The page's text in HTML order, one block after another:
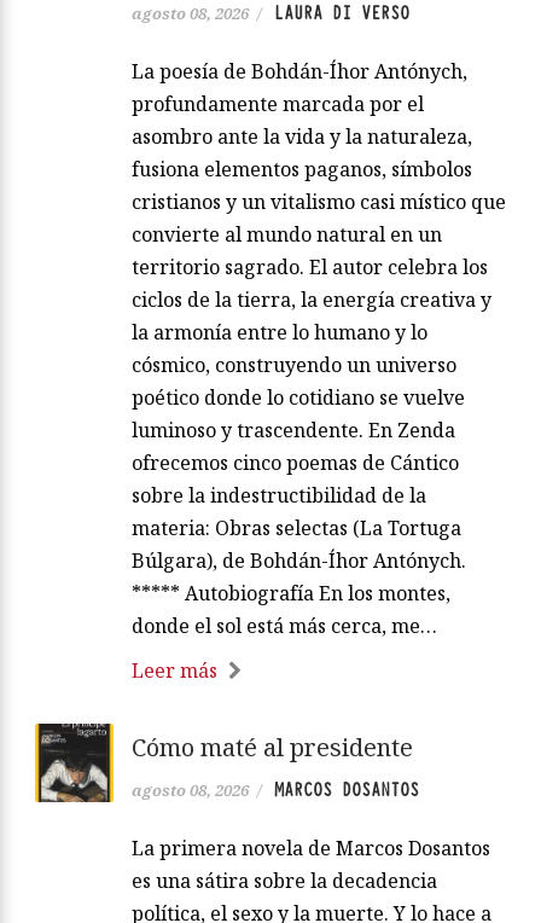
agosto 08, 2026 / LAURA DI VERSO
La poesía de Bohdán-Íhor Antónych,
profundamente marcada por el
asombro ante la vida y la naturaleza,
fusiona elementos paganos, símbolos
cristianos y un vitalismo casi místico que
convierte al mundo natural en un
territorio sagrado. El autor celebra los
ciclos de la tierra, la energía creativa y
la armonía entre lo humano y lo
cósmico, construyendo un universo
poético donde lo cotidiano se vuelve
luminoso y trascendente. En Zenda
ofrecemos cinco poemas de Cántico
sobre la indestructibilidad de la
materia: Obras selectas (La Tortuga
Búlgara), de Bohdán-Íhor Antónych.
***** Autobiografía En los montes,
donde el sol está más cerca, me…
Leer más
Cómo maté al presidente
agosto 08, 2026 / MARCOS DOSANTOS
La primera novela de Marcos Dosantos
es una sátira sobre la decadencia
política, el sexo y la muerte. Y lo hace a